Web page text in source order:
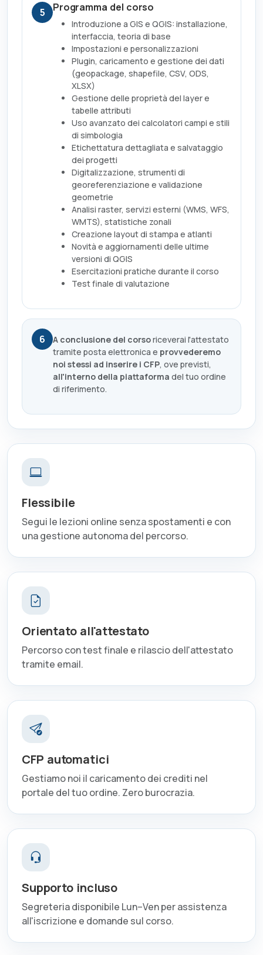
5 Programma del corso
Introduzione a GIS e QGIS: installazione,
interfaccia, teoria di base
Impostazioni e personalizzazioni
Plugin, caricamento e gestione dei dati
(geopackage, shapefile, CSV, ODS,
XLSX)
Gestione delle proprietà del layer e
tabelle attributi
Uso avanzato dei calcolatori campi e stili
di simbologia
Etichettatura dettagliata e salvataggio
dei progetti
Digitalizzazione, strumenti di
georeferenziazione e validazione
geometrie
Analisi raster, servizi esterni (WMS, WFS,
WMTS), statistiche zonali
Creazione layout di stampa e atlanti
Novità e aggiornamenti delle ultime
versioni di QGIS
Esercitazioni pratiche durante il corso
Test finale di valutazione
6 A conclusione del corsoriceverai l'attestato
tramite posta elettronica e provvederemo
noi stessi ad inserire i CFP, ove previsti,
all'interno della piattaforma del tuo ordine
di riferimento.
Flessibile
Segui le lezioni online senza spostamenti e con
una gestione autonoma del percorso.
Orientato all'attestato
Percorso con test finale e rilascio dell'attestato
tramite email.
CFP automatici
Gestiamo noi il caricamento dei crediti nel
portale del tuo ordine. Zero burocrazia.
Supporto incluso
Segreteria disponibile Lun–Ven per assistenza
all'iscrizione e domande sul corso.